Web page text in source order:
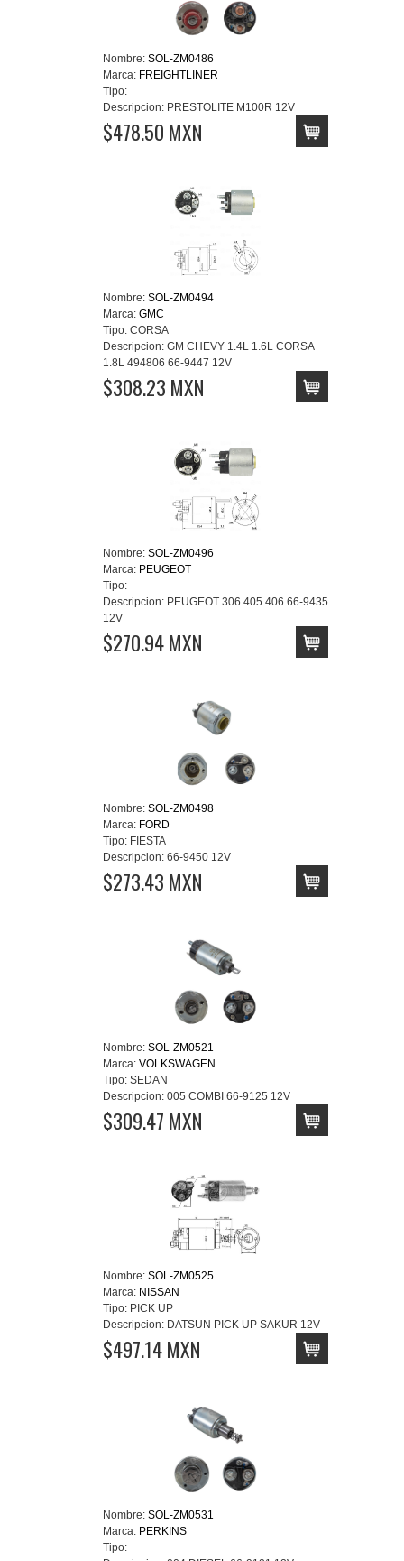
Nombre: SOL-ZM0486
Marca: FREIGHTLINER
Tipo:
Descripcion: PRESTOLITE M100R 12V
$478.50 MXN
Nombre: SOL-ZM0494
Marca: GMC
Tipo: CORSA
Descripcion: GM CHEVY 1.4L 1.6L CORSA
1.8L 494806 66-9447 12V
$308.23 MXN
Nombre: SOL-ZM0496
Marca: PEUGEOT
Tipo:
Descripcion: PEUGEOT 306 405 406 66-9435
12V
$270.94 MXN
Nombre: SOL-ZM0498
Marca: FORD
Tipo: FIESTA
Descripcion: 66-9450 12V
$273.43 MXN
Nombre: SOL-ZM0521
Marca: VOLKSWAGEN
Tipo: SEDAN
Descripcion: 005 COMBI 66-9125 12V
$309.47 MXN
Nombre: SOL-ZM0525
Marca: NISSAN
Tipo: PICK UP
Descripcion: DATSUN PICK UP SAKUR 12V
$497.14 MXN
Nombre: SOL-ZM0531
Marca: PERKINS
Tipo: